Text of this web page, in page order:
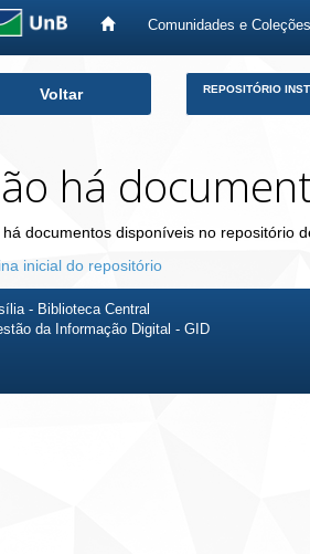
Comunidades e Coleções
Voltar REPOSITÓRIO
há
há documentos disponíveis no repositório
inicial do repositório
- Biblioteca Central
da Informação Digital - GID